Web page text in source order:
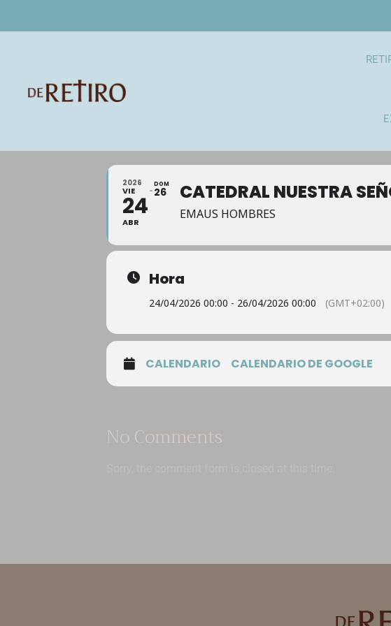
2026
VIE
24
ABR
DOM
26 CATEDRAL NUESTRA
EMAUS HOMBRES
Hora
24/04/2026 00:00 - 26/04/2026 00:00 (GMT+02:00)
CALENDARIO CALENDARIO DE GOOGLE
No Comments